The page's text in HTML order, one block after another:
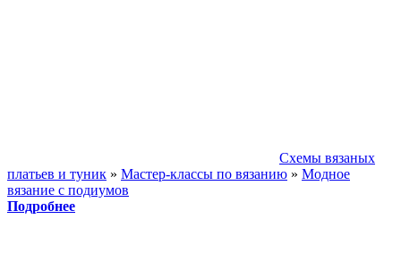
Схемы вязаных
платьев и туник » Мастер-классы по вязанию » Модное
вязание с подиумов
Подробнее